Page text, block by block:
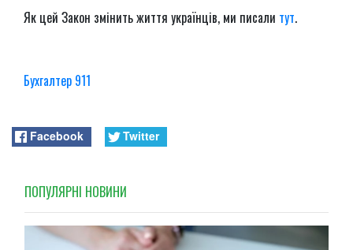
Як цей Закон змінить життя українців, ми писали тут.
Бухгалтер 911
Facebook Twitter
ПОПУЛЯРНI НОВИНИ